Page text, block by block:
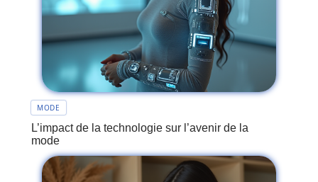
MODE
L’impact de la technologie sur l’avenir de la
mode